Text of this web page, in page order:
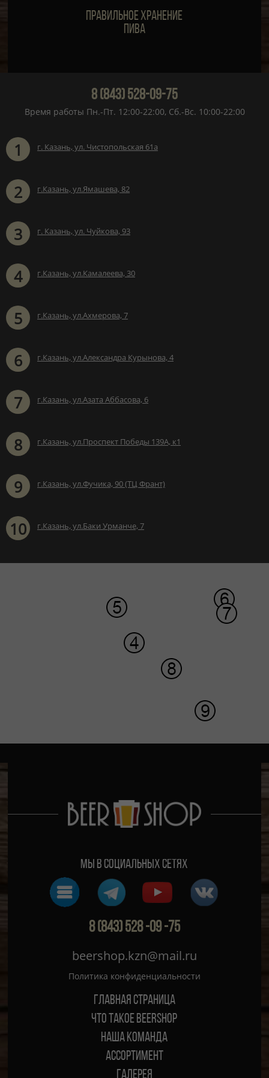
Правильное хранение
пива
8 (843) 528-09-75
Время работы Пн.-Пт. 12:00-22:00, Сб.-Вс. 10:00-22:00
1 г. Казань, ул. Чистопольская 61а
2 г.Казань, ул.Ямашева, 82
3 г. Казань, ул. Чуйкова, 93
4 г.Казань, ул.Камалеева, 30
5 г.Казань, ул.Ахмерова, 7
6 г.Казань, ул.Александра Курынова, 4
7 г.Казань, ул.Азата Аббасова, 6
8 г.Казань, ул.Проспект Победы 139А, к1
9 г.Казань, ул.Фучика, 90 (ТЦ Франт)
10 г.Казань, ул.Баки Урманче, 7
Мы в социальных сетях
8 (843) 528 -09 -75
beershop.kzn@mail.ru
Политика конфиденциальности
Главная страница
ЧТО ТАКОЕ BEERSHOP
Наша команда
Ассортимент